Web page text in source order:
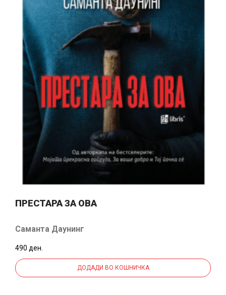
ПРЕСТАРА ЗА ОВА
Саманта Даунинг
490 ден.
ДОДАДИ ВО КОШНИЧКА